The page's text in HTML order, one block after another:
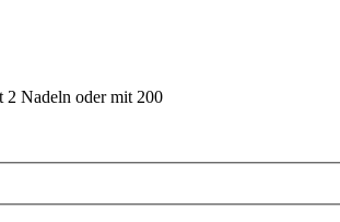
2 Nadeln oder mit 200